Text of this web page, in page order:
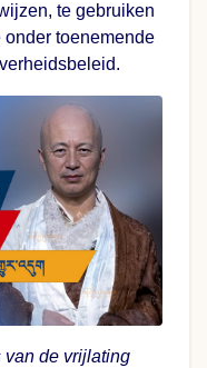
te gebruiken
toenemende
van de vrijlating